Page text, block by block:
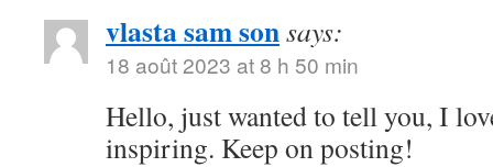
vlasta sam sonsays:
18 août 2023 at 8 h 50 min
Hello, just wanted to tell you, I
inspiring. Keep on posting!